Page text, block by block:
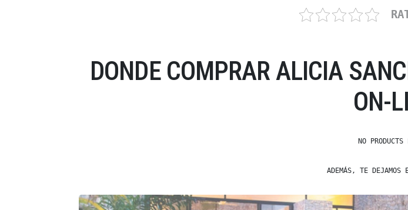
DONDE COMPRAR ALICIA
ON-
NO PRODUCTS
ADEMÁS, TE DEJAMOS